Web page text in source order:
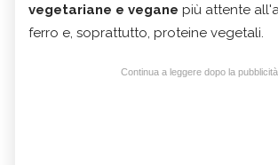
vegetariane e vegane più attente
ferro e, soprattutto, proteine vegetali.
Continua a leggere dopo la pubblicità